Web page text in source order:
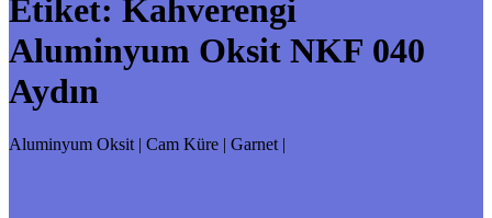
Etiket: Kahverengi
Aluminyum Oksit NKF 040
Aydın
Aluminyum Oksit | Cam Küre | Garnet |